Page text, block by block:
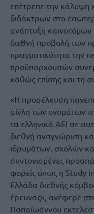
επέτρεπε την κάλυψη
διδάκτρων στο
ανάπτυξη καινοτόμων
διεθνή προβολή των
πραγματικότητα την
προϋπαρχουσών
καθώς επίσης και τη
«Η προσέλκυση
αίγλη των ονομάτων
τα ελληνικά ΑΕΙ σε
διεθνή αναγνώριση
ιδρυμάτων, σχολών
συντονισμένες
φορείς όπως η Study
Ελλάδα διεθνής
έρευνας», ανέφερε
Παπαϊωάννου